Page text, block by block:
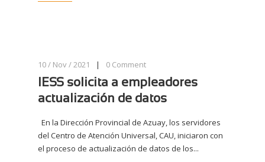
10 / Nov / 2021 | 0 Comment
IESS solicita a empleadores
actualización de datos
En la Dirección Provincial de Azuay, los servidores
del Centro de Atención Universal, CAU, iniciaron con
el proceso de actualización de datos de los...